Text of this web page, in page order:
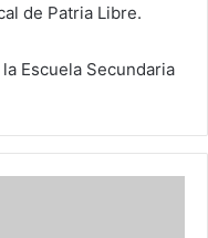
de Patria Libre.
Escuela Secundaria